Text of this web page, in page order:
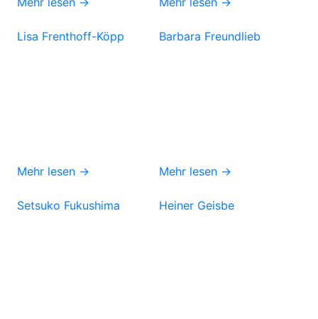
Lisa Frenthoff-Köpp
Mehr lesen →
Barbara Freundlieb
Mehr lesen →
Setsuko Fukushima Heiner Geisbe